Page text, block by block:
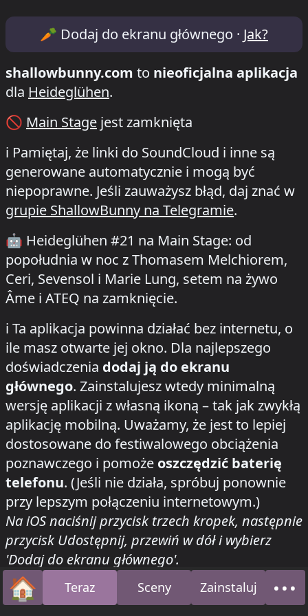
Lineup & Timetable for Heideglühen #21
🥕 Dodaj do ekranu głównego · Jak?
shallowbunny.com to nieoficjalna aplikacja
dla Heideglühen.
🚫 Main Stage jest zamknięta
ℹ️ Pamiętaj, że linki do SoundCloud i inne są
generowane automatycznie i mogą być
niepoprawne. Jeśli zauważysz błąd, daj znać w
grupie ShallowBunny na Telegramie.
🤖 Heideglühen #21 na Main Stage: od
popołudnia w noc z Thomasem Melchiorem,
Ceri, Sevensol i Marie Lung, setem na żywo
Âme i ATEQ na zamknięcie.
how to install this app on your phone
ℹ️ Ta aplikacja powinna działać bez internetu, o
ile masz otwarte jej okno. Dla najlepszego
doświadczenia dodaj ją do ekranu
głównego. Zainstalujesz wtedy minimalną
wersję aplikacji z własną ikoną – tak jak zwykłą
aplikację mobilną. Uważamy, że jest to lepiej
dostosowane do festiwalowego obciążenia
poznawczego i pomoże oszczędzić baterię
telefonu. (Jeśli nie działa, spróbuj ponownie
przy lepszym połączeniu internetowym.)
Na iOS naciśnij przycisk trzech kropek, następnie
przycisk Udostępnij, przewiń w dół i wybierz
'Dodaj do ekranu głównego'.
🐰Najnowsze wydane utwory:
🏠Strona główna
Teraz Sceny Zainstaluj •••
O